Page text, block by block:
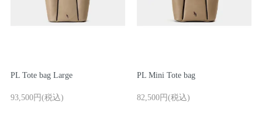
PL Tote bag Large
93,500円(税込)
PL Mini Tote bag
82,500円(税込)